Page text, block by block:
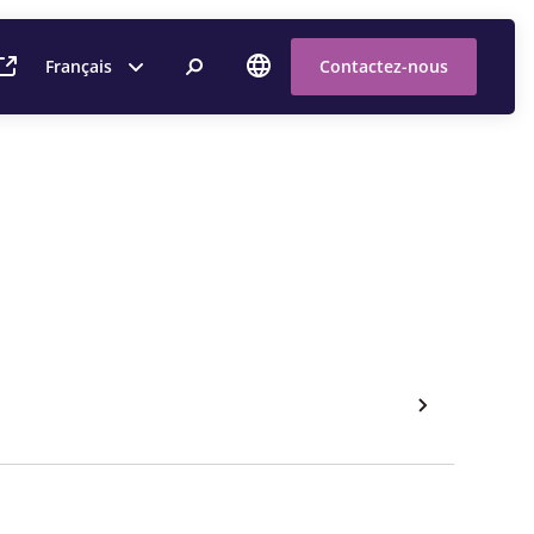
Français Contactez-nous